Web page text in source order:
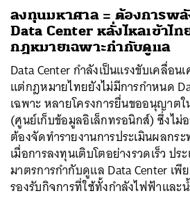
ลงทุนมหาศาล = ต้องการพ
Data Center หลั่งไหลเข้าไ
กฎหมายเฉพาะกำกับดูแล
Data Center กำลังเป็นแรงขับเคลื่อ
แต่กฎหมายไทยยังไม่มีการกำหนด
เฉพาะ หลายโครงการยื่นขออนุญาต
(ศูนย์เก็บข้อมูลอิเล็กทรอนิกส์) ซึ่งไม่
ต้องจัดทำรายงานการประเมินผลกร
เมื่อการลงทุนเติบโตอย่างรวดเร็ว ป
มาตรการกำกับดูแล Data Center เ
รองรับกิจการที่ใช้ทั้งกำลังไฟฟ้าและ